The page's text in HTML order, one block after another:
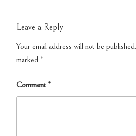
Leave a Reply
Your email address will not be published.
marked *
Comment *